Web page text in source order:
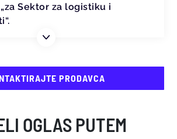
Sektor za logistiku i
PRODAVCA
OGLAS PUTEM